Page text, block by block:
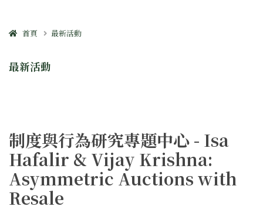
首頁 最新活動
最新活動
制度與行為研究專題中心 - Isa
Hafalir & Vijay Krishna:
Asymmetric Auctions with
Resale